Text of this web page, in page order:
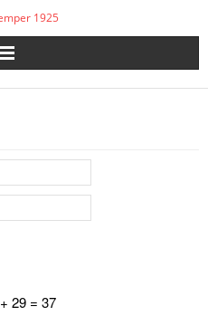
+ 29 = 37